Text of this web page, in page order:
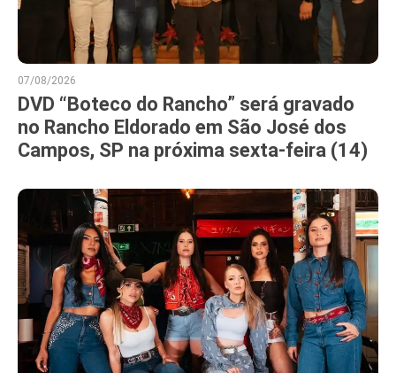
07/08/2026
DVD “Boteco do Rancho” será gravado
no Rancho Eldorado em São José dos
Campos, SP na próxima sexta-feira (14)